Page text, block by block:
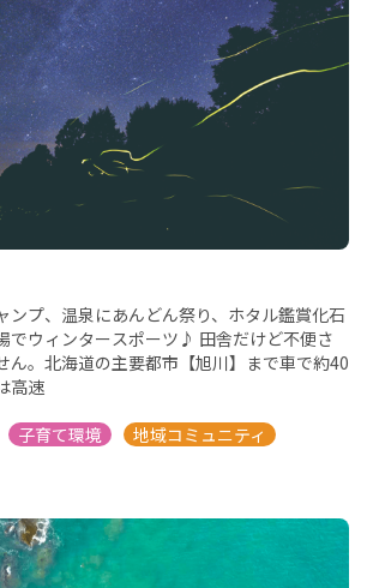
ンプ、温泉にあんどん祭り、ホタル鑑賞化石
ウィンタースポーツ♪ 田舎だけど不便さ
ん。北海道の主要都市【旭川】まで車で約40
高速